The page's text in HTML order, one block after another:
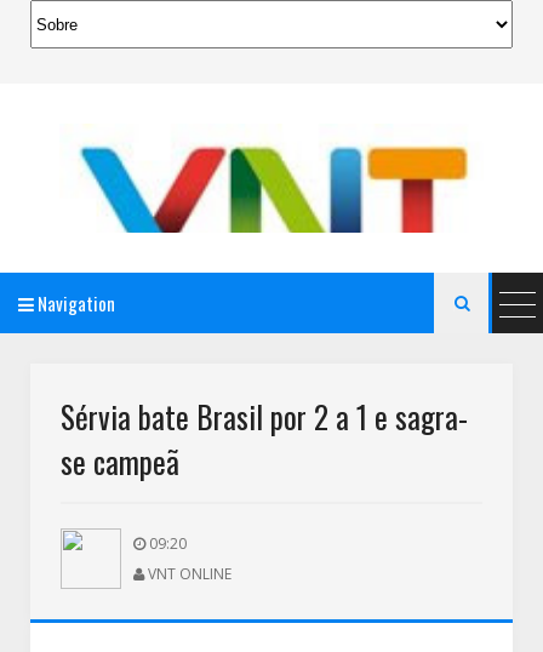
Navigation 
Sérvia bate Brasil por 2 a 1 e sagra-
se campeã
09:20
VNT ONLINE